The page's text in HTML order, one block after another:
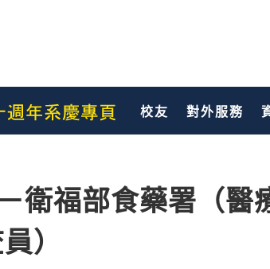
校友 對外服務
衛福部食藥署（醫
）